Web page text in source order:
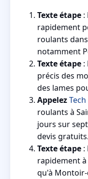
Texte étape :
rapidement
roulants
notamment
Texte étape :
précis des
des lames
Appelez
roulants à
jours sur
devis gratuits.
Texte étape :
rapidement
qu'à